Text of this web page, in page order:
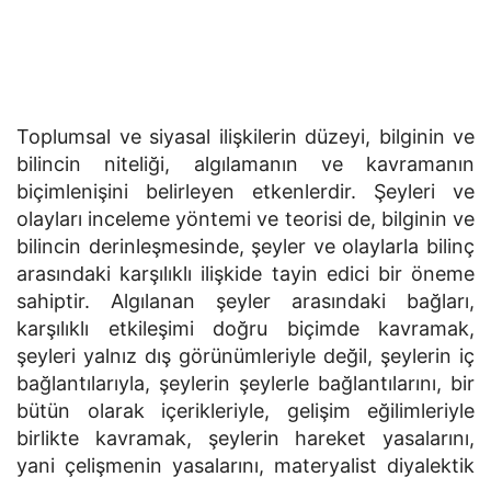
Toplumsal ve siyasal ilişkilerin düzeyi, bilginin ve
bilincin niteliği, algılamanın ve kavramanın
biçimlenişini belirleyen etkenlerdir. Şeyleri ve
olayla­rı inceleme yöntemi ve teorisi de, bilginin ve
bilincin derinleşmesinde, şeyler ve olaylarla bilinç
arasındaki karşılıklı ilişkide tayin edici bir öneme
sa­hiptir. Algılanan şeyler arasındaki bağları,
karşılıklı etkileşimi doğru biçimde kavramak,
şeyleri yalnız dış görünümleriyle değil, şeylerin iç
bağlantı­larıyla, şeylerin şeylerle bağlantılarını, bir
bütün olarak içerikleriyle, gelişim eğilimleriyle
birlikte kavramak, şeylerin hareket yasalarını,
yani çelişme­nin yasalarını, materyalist diyalektik